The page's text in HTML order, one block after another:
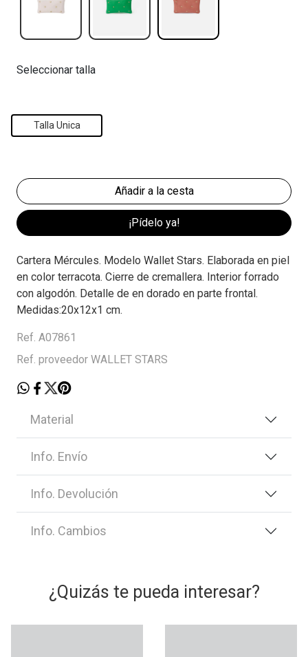
Seleccionar talla
Talla Unica
¡Pídelo ya!
Cartera Mércules. Modelo Wallet Stars. Elaborada en piel
en color terracota. Cierre de cremallera. Interior forrado
con algodón. Detalle de en dorado en parte frontal.
Medidas:20x12x1 cm.
Ref. A07861
Ref. proveedor WALLET STARS
Material
Info. Envío
Info. Devolución
Info. Cambios
¿Quizás te pueda interesar?